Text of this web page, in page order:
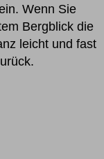
Wenn Sie
Bergblick die
leicht und fast